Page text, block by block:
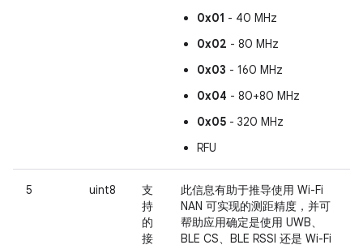
0x01 - 40 MHz
0x02 - 80 MHz
0x03 - 160 MHz
0x04 - 80+80 MHz
0x05 - 320 MHz
RFU
5 uint8
支
持
的
接
此信息有助于推导使用 Wi-Fi
NAN 可实现的测距精度，并可
帮助应用确定是使用 UWB、
BLE CS、BLE RSSI 还是 Wi-Fi